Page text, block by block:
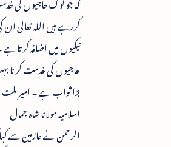
کررہے ہیں اللہ تعالی ان
نیکیوں میں اضافہ کرتا
حاجیوں کی خدمت کرنا
بڑا ثواب ہے ۔ امیر ملت
اسلامیہ مولانا شاہ جمال
الرحمن نے عازمین سے